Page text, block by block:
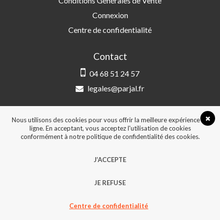
Connexion
Centre de confidentialité
Contact
04 68 51 24 57
legales@parjal.fr
3 Rue Saint-Amand, 66000 Perpignan
© 2026, Tous droits réservés - Design &
Nous utilisons des cookies pour vous offrir la meilleure expérience en
ligne. En acceptant, vous acceptez l'utilisation de cookies
conformément à notre politique de confidentialité des cookies.
J’ACCEPTE
JE REFUSE
Centre de confidentialité